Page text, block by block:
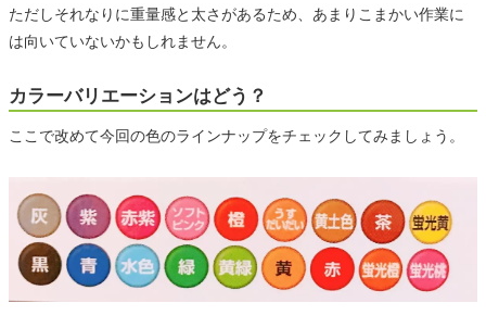
ただしそれなりに重量感と太さがあるため、あまりこまかい作業に
は向いていないかもしれません。
カラーバリエーションはどう？
ここで改めて今回の色のラインナップをチェックしてみましょう。